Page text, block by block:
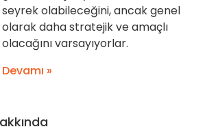
seyrek olabileceğini, ancak genel
olarak daha stratejik ve amaçlı
olacağını varsayıyorlar.
Devamı »